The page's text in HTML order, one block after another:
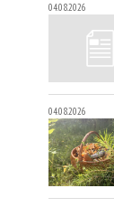
04.08.2026
04.08.2026